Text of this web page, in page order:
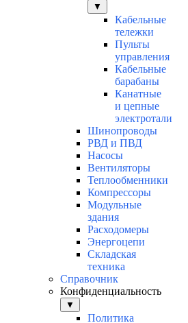
▼
Кабельные
тележки
Пульты
управления
Кабельные
барабаны
Канатные
и цепные
электротали
Шинопроводы
РВД и ПВД
Насосы
Вентиляторы
Теплообменники
Компрессоры
Модульные
здания
Расходомеры
Энергоцепи
Складская
техника
Справочник
Конфиденциальность
▼
Политика